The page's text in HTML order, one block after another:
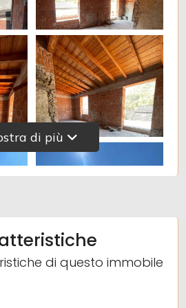
di più
di questo immobile